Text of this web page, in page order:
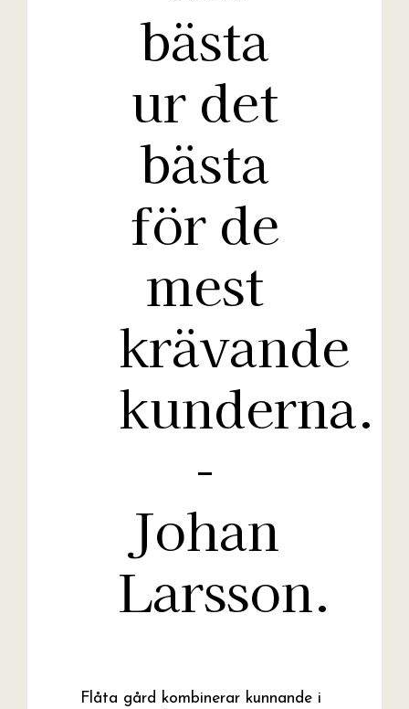
bästa
ur det
bästa
för de
mest
krävande
kunderna.
-
Johan
Larsson.
Flåta gård kombinerar kunnande i